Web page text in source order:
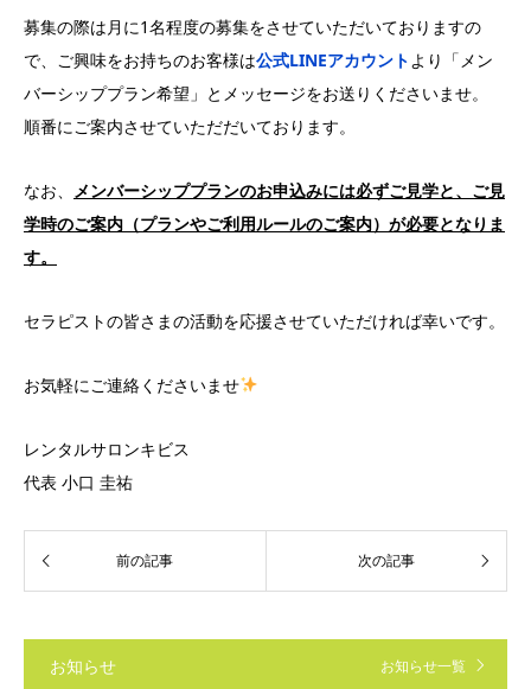
募集の際は月に1名程度の募集をさせていただいておりますの
で、ご興味をお持ちのお客様は公式LINEアカウント より「メン
バーシッププラン希望」とメッセージをお送りくださいませ。
順番にご案内させていただだいております。
なお、
メンバーシッププランのお申込みには必ずご見学と、ご見
学時のご案内（プランやご利用ルールのご案内）が必要となりま
す。
セラピストの皆さまの活動を応援させていただければ幸いです。
お気軽にご連絡くださいませ
レンタルサロンキビス
代表 小口 圭祐
お知らせ お知らせ一覧